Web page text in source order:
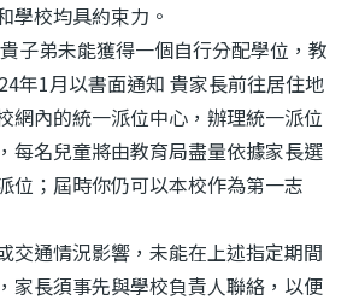
學校均具約束力。
子弟未能獲得一個自行分配學位，教
年1月以書面通知 貴家長前往居住地
網內的統一派位中心， 辦理統一派位
每名兒童將由教育局盡量依據家長選
位；屆時你仍可以本校作為第一志
交通情況影響，未能在上述指定期間
家長須事先與學校負責人聯絡，以便